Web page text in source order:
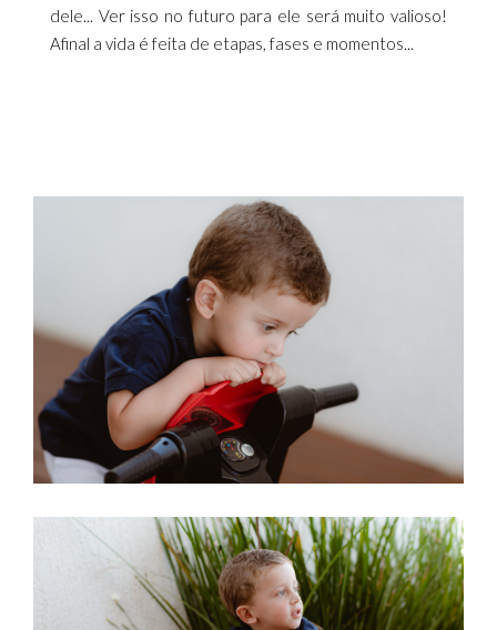
dele... Ver isso no futuro para ele será muito valioso!
Afinal a vida é feita de etapas, fases e momentos...